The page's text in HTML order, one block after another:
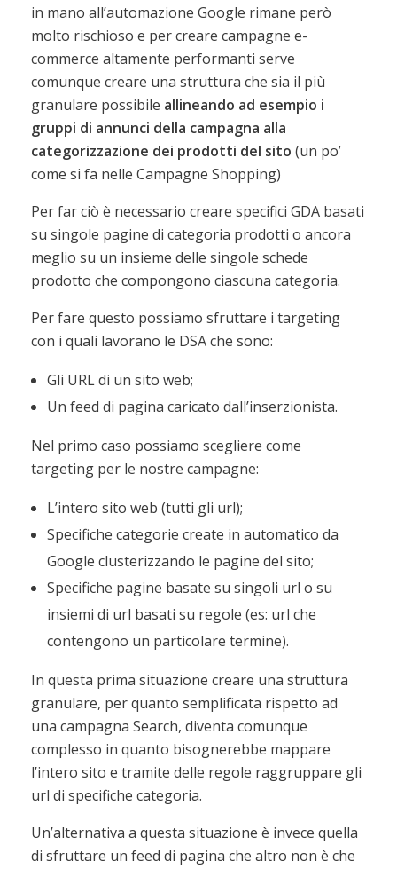
in mano all’automazione Google rimane però
molto rischioso e per creare campagne e-
commerce altamente performanti serve
comunque creare una struttura che sia il più
granulare possibile allineando ad esempio i
gruppi di annunci della campagna alla
categorizzazione dei prodotti del sito (un po’
come si fa nelle Campagne Shopping)
Per far ciò è necessario creare specifici GDA basati
su singole pagine di categoria prodotti o ancora
meglio su un insieme delle singole schede
prodotto che compongono ciascuna categoria.
Per fare questo possiamo sfruttare i targeting
con i quali lavorano le DSA che sono:
Gli URL di un sito web;
Un feed di pagina caricato dall’inserzionista.
Nel primo caso possiamo scegliere come
targeting per le nostre campagne:
L’intero sito web (tutti gli url);
Specifiche categorie create in automatico da
Google clusterizzando le pagine del sito;
Specifiche pagine basate su singoli url o su
insiemi di url basati su regole (es: url che
contengono un particolare termine).
In questa prima situazione creare una struttura
granulare, per quanto semplificata rispetto ad
una campagna Search, diventa comunque
complesso in quanto bisognerebbe mappare
l’intero sito e tramite delle regole raggruppare gli
url di specifiche categoria.
Un’alternativa a questa situazione è invece quella
di sfruttare un feed di pagina che altro non è che